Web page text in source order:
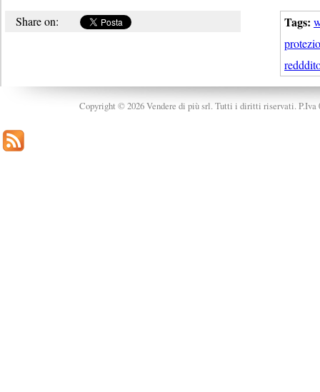
Tags:
Share on:
Copyright © 2026 Vendere di più srl. Tutti i diritti riservati. P.Iva